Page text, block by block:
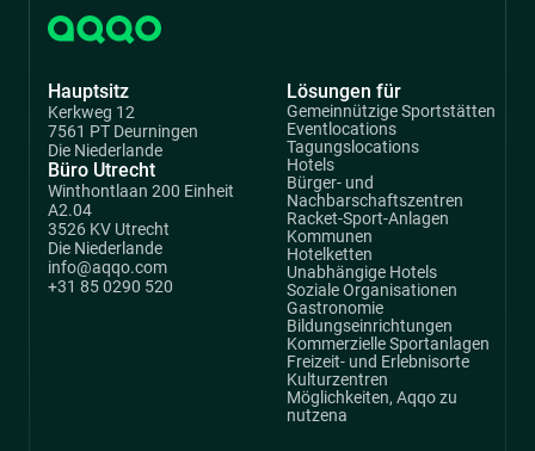
Hauptsitz
Kerkweg 12
7561 PT Deurningen
Die Niederlande
Büro Utrecht
Winthontlaan 200 Einheit
A2.04
3526 KV Utrecht
Die Niederlande
info@aqqo.com
+31 85 0290 520
Lösungen für
Gemeinnützige Sportstätten
Eventlocations
Tagungslocations
Hotels
Bürger- und
Nachbarschaftszentren
Racket-Sport-Anlagen
Kommunen
Hotelketten
Unabhängige Hotels
Soziale Organisationen
Gastronomie
Bildungseinrichtungen
Kommerzielle Sportanlagen
Freizeit- und Erlebnisorte
Kulturzentren
Möglichkeiten, Aqqo zu
nutzena